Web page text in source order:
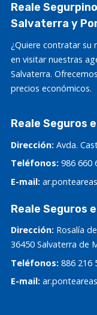
Reale
Salvaterra y
¿Quiere contratar su
en visitar nuestras
Salvaterra.
precios económicos.
Reale Seguros
Dirección: Avda.
Teléfonos: 986 660
E-mail:
Reale Seguros
Dirección: Rosalía
36450 Salvaterra de
Teléfonos: 886 216
E-mail: